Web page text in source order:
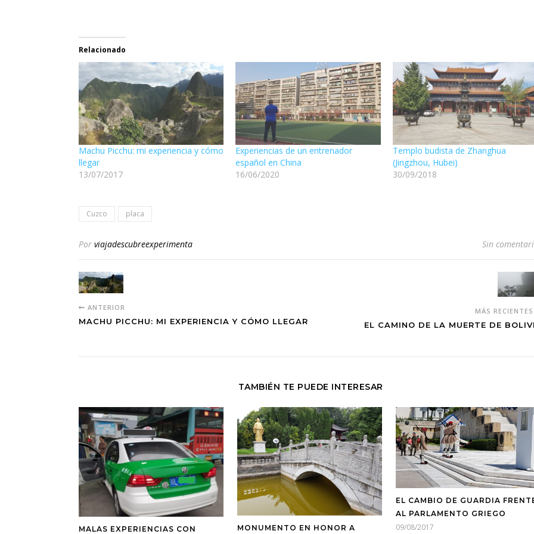
Relacionado
Machu Picchu: mi experiencia y cómo
llegar
13/07/2017
Experiencias de un entrenador
español en China
16/06/2020
Templo budista de Zhanghua
(Jingzhou, Hubei)
30/09/2018
Cuzco placa
Por viajadescubreexperimenta Sin
ANTERIOR
MACHU PICCHU: MI EXPERIENCIA Y CÓMO LLEGAR
MÁS
EL CAMINO DE LA MUERTE DE
TAMBIÉN TE PUEDE INTERESAR
MALAS EXPERIENCIAS CON MONUMENTO EN HONOR A
EL CAMBIO DE GUARDIA
AL PARLAMENTO GRIEGO
09/08/2017